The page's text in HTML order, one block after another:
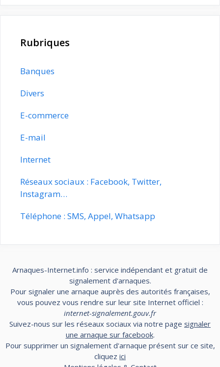
Rubriques
Banques
Divers
E-commerce
E-mail
Internet
Réseaux sociaux : Facebook, Twitter,
Instagram…
Téléphone : SMS, Appel, Whatsapp
Arnaques-Internet.info : service indépendant et gratuit de
signalement d'arnaques.
Pour signaler une arnaque auprès des autorités françaises,
vous pouvez vous rendre sur leur site Internet officiel :
internet-signalement.gouv.fr
Suivez-nous sur les réseaux sociaux via notre page signaler
une arnaque sur facebook.
Pour supprimer un signalement d'arnaque présent sur ce site,
cliquez ici